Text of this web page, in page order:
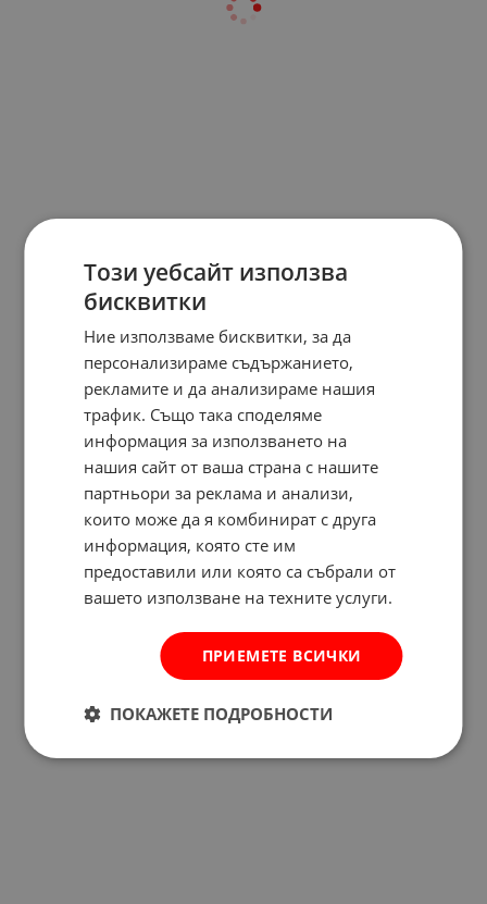
Този уебсайт използва
бисквитки
Ние използваме бисквитки, за да
персонализираме съдържанието,
рекламите и да анализираме нашия
трафик. Също така споделяме
информация за използването на
нашия сайт от ваша страна с нашите
партньори за реклама и анализи,
които може да я комбинират с друга
информация, която сте им
предоставили или която са събрали от
вашето използване на техните услуги.
ПРИЕМЕТЕ ВСИЧКИ
ПОКАЖЕТЕ ПОДРОБНОСТИ